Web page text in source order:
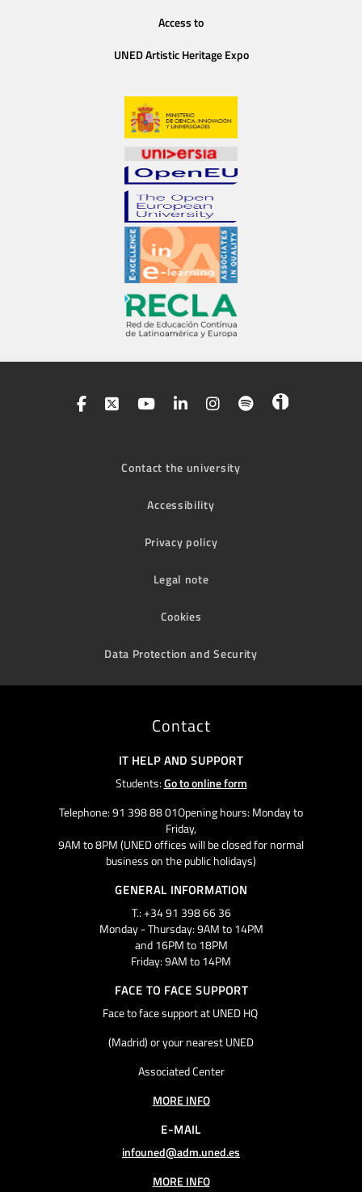
Access to
UNED Artistic Heritage Expo
Contact the university
Accessibility
Privacy policy
Legal note
Cookies
Data Protection and Security
Contact
IT HELP AND SUPPORT
Students:Go to online form
Telephone: 91 398 88 01Opening hours: Monday to
Friday,
9AM to 8PM (UNED offices will be closed for normal
business on the public holidays)
GENERAL INFORMATION
T.: +34 91 398 66 36
Monday - Thursday: 9AM to 14PM
and 16PM to 18PM
Friday: 9AM to 14PM
FACE TO FACE SUPPORT
Face to face support at UNED HQ
(Madrid) or your nearest UNED
Associated Center
MORE INFO
E-MAIL
infouned@adm.uned.es
MORE INFO